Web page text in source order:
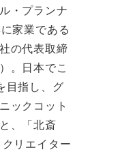
・プランナ
家業である
の代表取締
。日本でこ
目指し、グ
ックコット
、「北斎
リエイター